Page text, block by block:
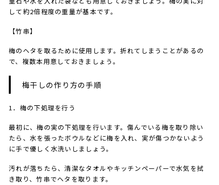
して約2倍程度の重量が基本です。
【竹串】
梅のヘタを取るために使用します。折れてしまうことがあるの
で、複数本用意しておきましょう。
​梅干し​の作り方の手順
​​​1．梅の下処理を行う
最初に、梅の実の下処理を行います。傷んでいる梅を取り除い
たら、水を張ったボウルなどに梅を入れ、実が傷つかないよう
に手で優しく水洗いしましょう。
汚れが落ちたら、清潔なタオルやキッチンペーパーで水気を拭
き取り、竹串でヘタを取ります。